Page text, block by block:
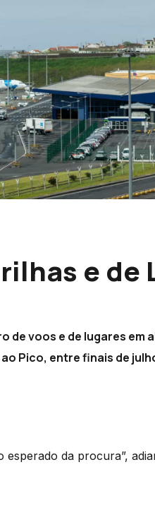
e de
de voos e de lugares em
Pico, entre finais de
da procura”,